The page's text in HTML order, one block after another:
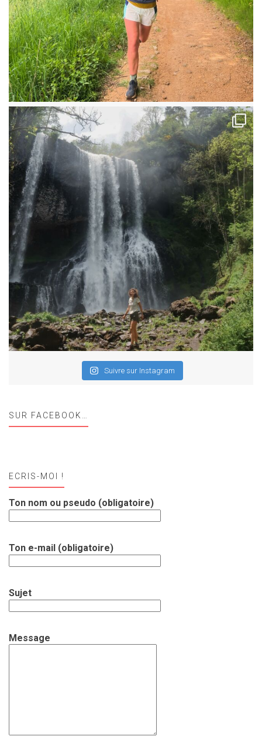
Suivre sur Instagram
SUR FACEBOOK…
ECRIS-MOI !
Ton nom ou pseudo (obligatoire)
Ton e-mail (obligatoire)
Sujet
Message